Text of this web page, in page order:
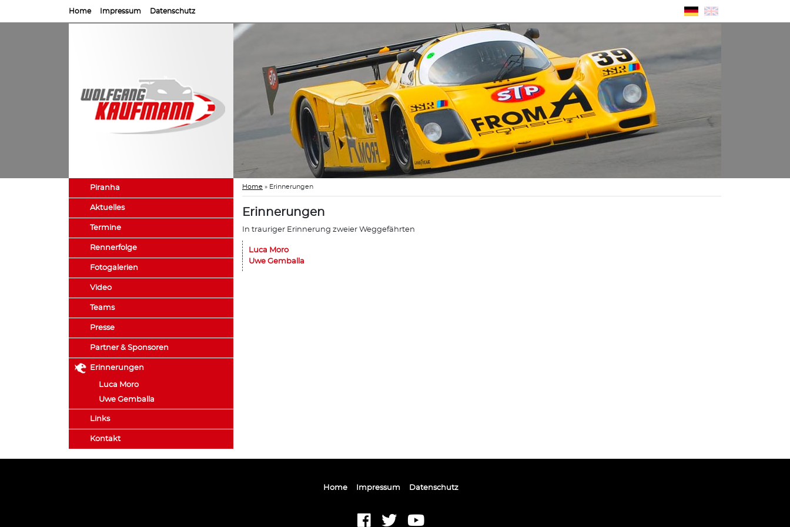
Home Impressum Datenschutz
Piranha
Aktuelles
Termine
Rennerfolge
Fotogalerien
Video
Teams
Presse
Partner & Sponsoren
Erinnerungen
Luca Moro
Uwe Gemballa
Links
Kontakt
Home » Erinnerungen
Erinnerungen
In trauriger Erinnerung zweier Weggefährten
Luca Moro
Uwe Gemballa
Home Impressum Datenschutz